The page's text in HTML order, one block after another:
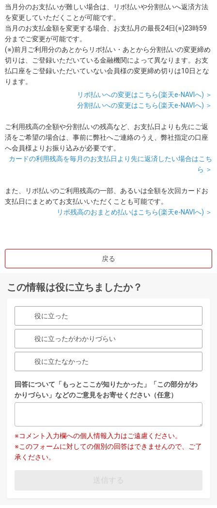
当月分のお支払いが難しい場合は、リボ払いや分割払いへ返済方法
を変更していただくことが可能です。
当月のお支払金額を変更する場合、お支払月の最長24日(※)23時59
分までご変更が可能です。
(※)前月ご利用分のあとからリボ払い・あとから分割払いの変更締め
切りは、ご登録いただいている金融機関によって異なります。お支
払口座をご登録いただいていない会員様の変更締め切りは10日とな
ります。
リボ払いへの変更はこちら(楽天e-NAVIへ) ＞
分割払いへの変更はこちら(楽天e-NAVIへ) ＞
ご利用残高の全額や分割払いの残高など、お支払日よりも先にご返
済をご希望の場合は、事前に弊社へご連絡のうえ、弊社指定の口座
へ会員様よりお振り込みが必要です。
カードの利用残高を毎月のお支払日より先に返済したい場合はこち
ら ＞
また、リボ払いのご利用残高の一部、あるいは全額を次回カードお
支払日にまとめてお支払いいただくことも可能です。
リボ残高のおまとめ払いはこちら(楽天e-NAVIへ) ＞
戻る
この情報は役に立ちましたか？
役に立った
役に立ったがわかりづらい
役に立たなかった
回答について「もっとここが知りたかった」「この部分がわ
かりづらい」などのご意見をお寄せください（任意）
※コメント入力欄への個人情報入力はご遠慮ください。
※このフォームに対しての個別の回答はできませんので、ご了
承ください。
送信する